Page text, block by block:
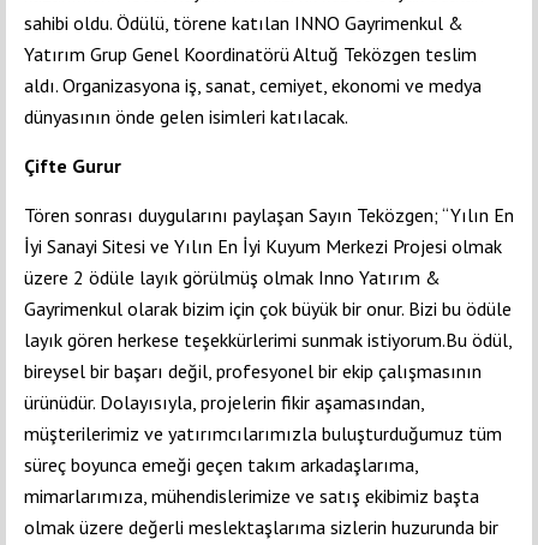
sahibi oldu. Ödülü, törene katılan INNO Gayrimenkul &
Yatırım Grup Genel Koordinatörü Altuğ Teközgen teslim
aldı. Organizasyona iş, sanat, cemiyet, ekonomi ve medya
dünyasının önde gelen isimleri katılacak.
Çifte Gurur
Tören sonrası duygularını paylaşan Sayın Teközgen; “Yılın En
İyi Sanayi Sitesi ve Yılın En İyi Kuyum Merkezi Projesi olmak
üzere 2 ödüle layık görülmüş olmak Inno Yatırım &
Gayrimenkul olarak bizim için çok büyük bir onur. Bizi bu ödüle
layık gören herkese teşekkürlerimi sunmak istiyorum.Bu ödül,
bireysel bir başarı değil, profesyonel bir ekip çalışmasının
ürünüdür. Dolayısıyla, projelerin fikir aşamasından,
müşterilerimiz ve yatırımcılarımızla buluşturduğumuz tüm
süreç boyunca emeği geçen takım arkadaşlarıma,
mimarlarımıza, mühendislerimize ve satış ekibimiz başta
olmak üzere değerli meslektaşlarıma sizlerin huzurunda bir